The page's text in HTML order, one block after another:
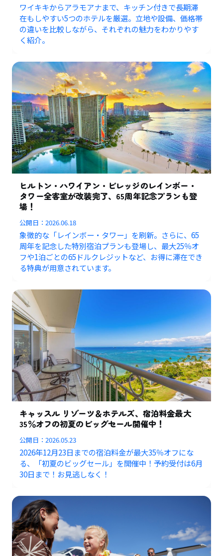
ワイキキからアラモアナまで、キッチン付きで長期滞
在もしやすい5つのホテルを厳選。立地や設備、価格帯
の違いを比較しながら、それぞれの魅力をわかりやす
く紹介。
ヒルトン・ハワイアン・ビレッジのレインボー・
タワー全客室が改装完了、65周年記念プランも登
場！
公開日：2026.06.18
象徴的な「レインボー・タワー」を刷新。さらに、65
周年を記念した特別宿泊プランも登場し、最大25％オ
フや1泊ごとの65ドルクレジットなど、お得に滞在でき
る特典が用意されています。
キャッスル リゾーツ＆ホテルズ、宿泊料金最大
35％オフの初夏のビッグセール開催中！
公開日：2026.05.23
2026年12月23日までの宿泊料金が最大35％オフにな
る、「初夏のビッグセール」を開催中！予約受付は6月
30日まで！お見逃しなく！